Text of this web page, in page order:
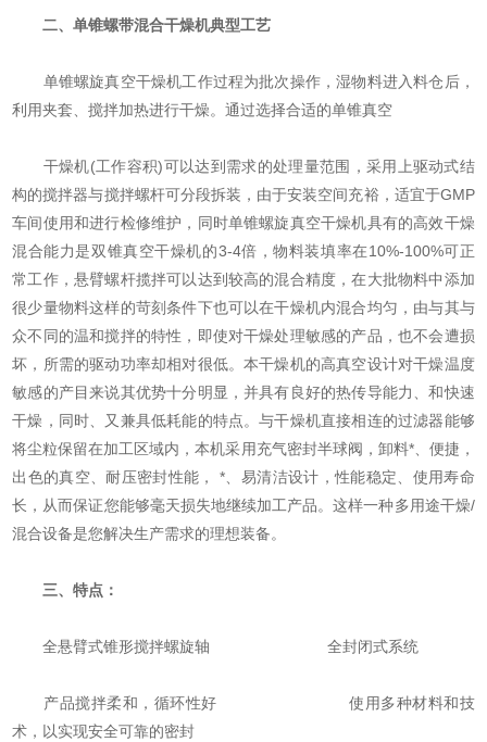
二、单锥螺带混合干燥机典型工艺
单锥螺旋真空干燥机工作过程为批次操作，湿物料进入料仓后，
利用夹套、搅拌加热进行干燥。通过选择合适的单锥真空
干燥机(工作容积)可以达到需求的处理量范围，采用上驱动式结
构的搅拌器与搅拌螺杆可分段拆装，由于安装空间充裕，适宜于GMP
车间使用和进行检修维护，同时单锥螺旋真空干燥机具有的高效干燥
混合能力是双锥真空干燥机的3-4倍，物料装填率在10%-100%可正
常工作，悬臂螺杆揽拌可以达到较高的混合精度，在大批物料中添加
很少量物料这样的苛刻条件下也可以在干燥机内混合均匀，由与其与
众不同的温和搅拌的特性，即使对干燥处理敏感的产品，也不会遭损
坏，所需的驱动功率却相对很低。本干燥机的高真空设计对干燥温度
敏感的产目来说其优势十分明显，并具有良好的热传导能力、和快速
干燥，同时、又兼具低耗能的特点。与干燥机直接相连的过滤器能够
将尘粒保留在加工区域内，本机采用充气密封半球阀，卸料*、便捷，
出色的真空、耐压密封性能， *、易清洁设计，性能稳定、使用寿命
长，从而保证您能够毫天损失地继续加工产品。这样一种多用途干燥/
混合设备是您解决生产需求的理想装备。
三、特点：
全悬臂式锥形搅拌螺旋轴 全封闭式系统
产品搅拌柔和，循环性好 使用多种材料和技
术，以实现安全可靠的密封